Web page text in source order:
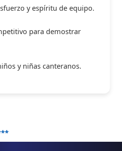
y espíritu de equipo.
para demostrar
y niñas canteranos.